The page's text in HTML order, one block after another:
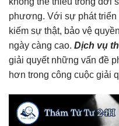
phương. Với sự phát triển
kiếm sự thật, bảo vệ
ngày càng cao. Dịch vụ
giải quyết những vấn đề
hơn trong công cuộc giải